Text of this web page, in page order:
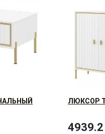
ЛЮКСОР
4939.2